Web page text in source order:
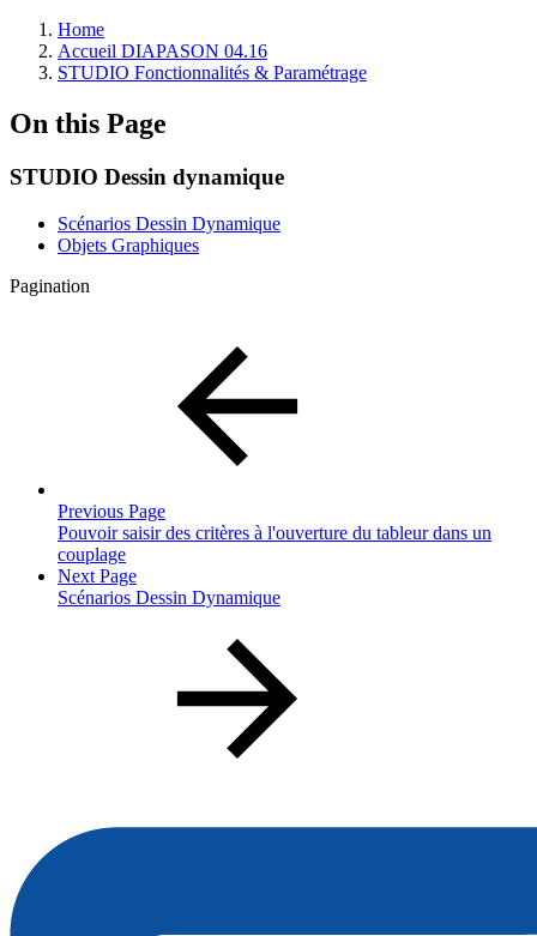
Home
Accueil DIAPASON 04.16
STUDIO Fonctionnalités & Paramétrage
On this Page
STUDIO Dessin dynamique
Scénarios Dessin Dynamique
Objets Graphiques
Pagination
Previous Page
Pouvoir saisir des critères à l'ouverture du tableur dans un
couplage
Next Page
Scénarios Dessin Dynamique